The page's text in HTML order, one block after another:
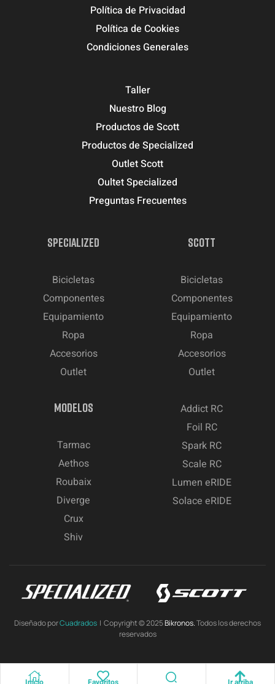
Política de Privacidad
Política de Cookies
Condiciones Generales
Taller
Nuestro Blog
Productos de Scott
Productos de Specialized
Outlet Scott
Oultet Specialized
Preguntas Frecuentes
SPECIALIZED
Bicicletas
Componentes
Equipamiento
Ropa
Accesorios
Outlet
SCOTT
Bicicletas
Componentes
Equipamiento
Ropa
Accesorios
Outlet
MODELOS
Tarmac
Aethos
Roubaix
Diverge
Crux
Shiv
Addict RC
Foil RC
Spark RC
Scale RC
Lumen eRIDE
Solace eRIDE
Diseñado porCuadrados | Copyright © 2025Bikronos.Todos los derechos
reservados